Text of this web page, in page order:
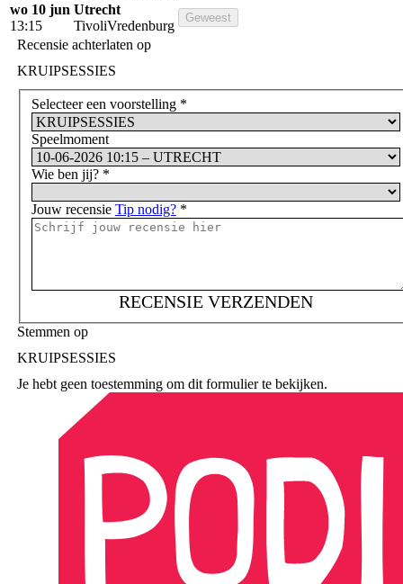
wo 10 jun
13:15
Utrecht
TivoliVredenburg
Geweest
Recensie achterlaten op
KRUIPSESSIES
Selecteer een voorstelling *
Speelmoment
Wie ben jij? *
Jouw recensie Tip nodig? *
RECENSIE VERZENDEN
Stemmen op
KRUIPSESSIES
Je hebt geen toestemming om dit formulier te bekijken.